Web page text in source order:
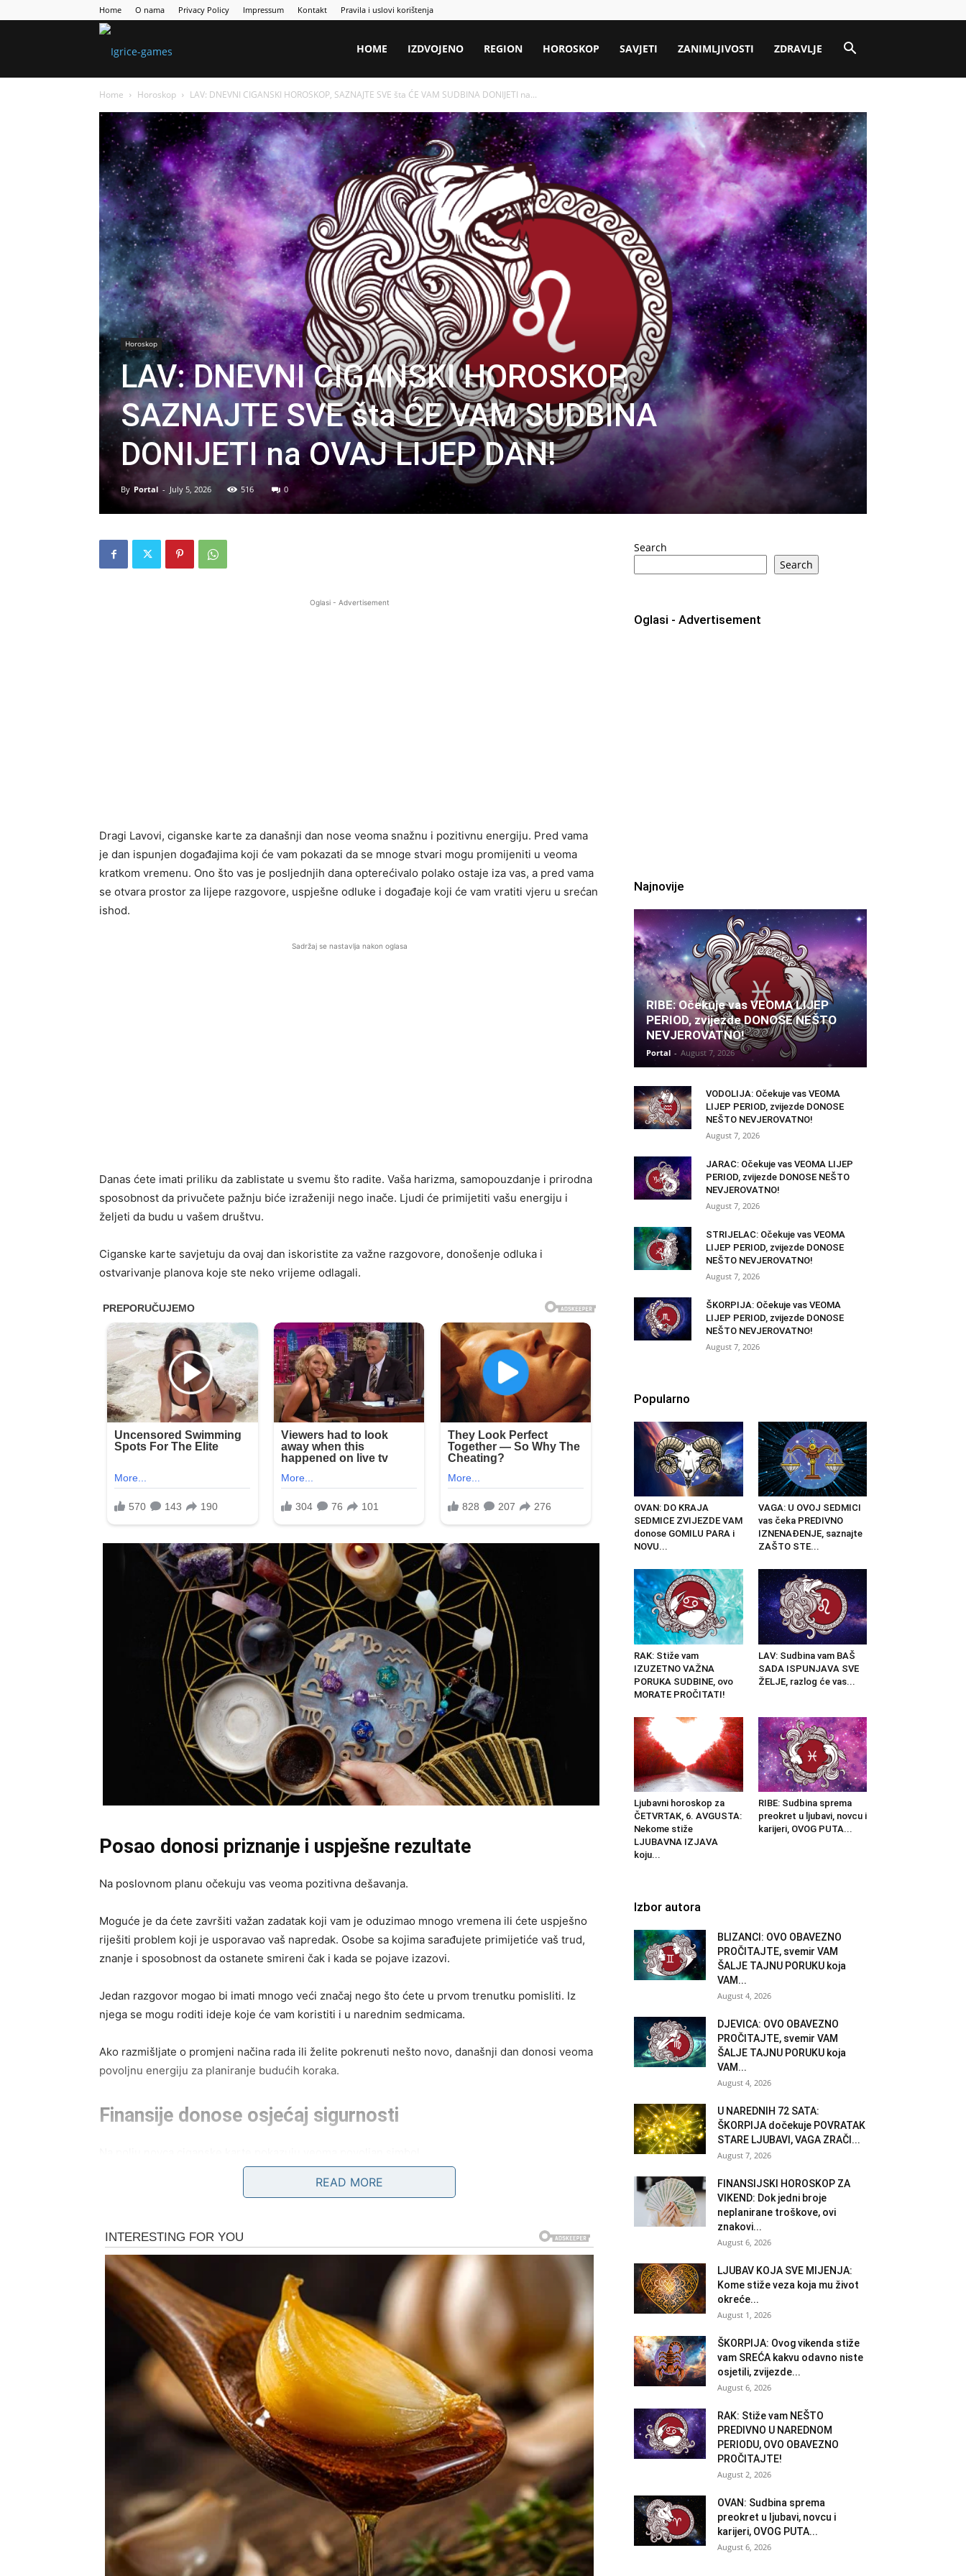
Home O nama Privacy Policy Impressum Kontakt Pravila i uslovi korištenja
HOME IZDVOJENO REGION HOROSKOP SAVJETI ZANIMLJIVOSTI ZDRAVLJE
Home Horoskop LAV: DNEVNI CIGANSKI HOROSKOP, SAZNAJTE SVE šta ĆE VAM SUDBINA DONIJETI na...
Horoskop
LAV: DNEVNI CIGANSKI HOROSKOP,
SAZNAJTE SVE šta ĆE VAM SUDBINA
DONIJETI na OVAJ LIJEP DAN!
By Portal - July 5, 2026 516 0
Oglasi - Advertisement
Dragi Lavovi, ciganske karte za današnji dan nose veoma snažnu i pozitivnu energiju. Pred vama
je dan ispunjen događajima koji će vam pokazati da se mnoge stvari mogu promijeniti u veoma
kratkom vremenu. Ono što vas je posljednjih dana opterećivalo polako ostaje iza vas, a pred vama
se otvara prostor za lijepe razgovore, uspješne odluke i događaje koji će vam vratiti vjeru u srećan
ishod.
Sadržaj se nastavlja nakon oglasa
Danas ćete imati priliku da zablistate u svemu što radite. Vaša harizma, samopouzdanje i prirodna
sposobnost da privučete pažnju biće izraženiji nego inače. Ljudi će primijetiti vašu energiju i
željeti da budu u vašem društvu.
Ciganske karte savjetuju da ovaj dan iskoristite za važne razgovore, donošenje odluka i
ostvarivanje planova koje ste neko vrijeme odlagali.
Posao donosi priznanje i uspješne rezultate
Na poslovnom planu očekuju vas veoma pozitivna dešavanja.
Moguće je da ćete završiti važan zadatak koji vam je oduzimao mnogo vremena ili ćete uspješno
riješiti problem koji je usporavao vaš napredak. Osobe sa kojima sarađujete primijetiće vaš trud,
znanje i sposobnost da ostanete smireni čak i kada se pojave izazovi.
Jedan razgovor mogao bi imati mnogo veći značaj nego što ćete u prvom trenutku pomisliti. Iz
njega se mogu roditi ideje koje će vam koristiti i u narednim sedmicama.
Ako razmišljate o promjeni načina rada ili želite pokrenuti nešto novo, današnji dan donosi veoma
povoljnu energiju za planiranje budućih koraka.
Finansije donose osjećaj sigurnosti
Moguća je isplata koju ste očekivali, povrat sredstava ili priliv koji će vam omogućiti da riješite
Danas je dobro vrijeme da napravite plan za naredne dane i pažljivo rasporedite svoje troškove.
Takav pristup donijeće vam dodatni osjećaj sigurnosti.
Jedna osoba mogla bi vam dati koristan savjet koji će vam koristiti kada je riječ o upravljanju
novcem.
Ljubavni život donosi mnogo lijepih emocija
Na polju ljubavi ciganske karte donose simbol srca i iskrenih osjećaja.
Ako ste slobodni, postoji velika mogućnost da ćete upoznati osobu koja će vas osvojiti vedrinom,
iskrenošću i pozitivnom energijom. Susret može djelovati sasvim slučajno, ali će ostaviti snažan
utisak na vas.
Nemojte se iznenaditi ako upravo danas započne priča koja će u narednom periodu postati veoma
važna.
READ MORE
Search
Search
Oglasi - Advertisement
Najnovije
RIBE: Očekuje vas VEOMA LIJEP
PERIOD, zvijezde DONOSE NEŠTO
NEVJEROVATNO!
Portal - August 7, 2026
VODOLIJA: Očekuje vas VEOMA
LIJEP PERIOD, zvijezde DONOSE
NEŠTO NEVJEROVATNO!
August 7, 2026
JARAC: Očekuje vas VEOMA LIJEP
PERIOD, zvijezde DONOSE NEŠTO
NEVJEROVATNO!
August 7, 2026
STRIJELAC: Očekuje vas VEOMA
LIJEP PERIOD, zvijezde DONOSE
NEŠTO NEVJEROVATNO!
August 7, 2026
ŠKORPIJA: Očekuje vas VEOMA
LIJEP PERIOD, zvijezde DONOSE
NEŠTO NEVJEROVATNO!
August 7, 2026
Popularno
OVAN: DO KRAJA
SEDMICE ZVIJEZDE VAM
donose GOMILU PARA i
NOVU...
VAGA: U OVOJ SEDMICI
vas čeka PREDIVNO
IZNENAĐENJE, saznajte
ZAŠTO STE...
RAK: Stiže vam
IZUZETNO VAŽNA
PORUKA SUDBINE, ovo
MORATE PROČITATI!
LAV: Sudbina vam BAŠ
SADA ISPUNJAVA SVE
ŽELJE, razlog će vas...
Ljubavni horoskop za
ČETVRTAK, 6. AVGUSTA:
Nekome stiže
LJUBAVNA IZJAVA
koju...
RIBE: Sudbina sprema
preokret u ljubavi, novcu i
karijeri, OVOG PUTA...
Izbor autora
BLIZANCI: OVO OBAVEZNO
PROČITAJTE, svemir VAM
ŠALJE TAJNU PORUKU koja
VAM...
August 4, 2026
DJEVICA: OVO OBAVEZNO
PROČITAJTE, svemir VAM
ŠALJE TAJNU PORUKU koja
VAM...
August 4, 2026
U NAREDNIH 72 SATA:
ŠKORPIJA dočekuje POVRATAK
STARE LJUBAVI, VAGA ZRAČI...
August 7, 2026
FINANSIJSKI HOROSKOP ZA
VIKEND: Dok jedni broje
neplanirane troškove, ovi
znakovi...
August 6, 2026
LJUBAV KOJA SVE MIJENJA:
Kome stiže veza koja mu život
okreće...
August 1, 2026
ŠKORPIJA: Ovog vikenda stiže
vam SREĆA kakvu odavno niste
osjetili, zvijezde...
August 6, 2026
RAK: Stiže vam NEŠTO
PREDIVNO U NAREDNOM
PERIODU, OVO OBAVEZNO
PROČITAJTE!
August 2, 2026
OVAN: Sudbina sprema
preokret u ljubavi, novcu i
karijeri, OVOG PUTA...
August 6, 2026